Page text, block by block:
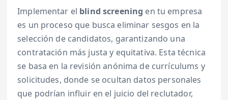
Implementar el blind screening en tu empresa
es un proceso que busca eliminar sesgos en la
selección de candidatos, garantizando una
contratación más justa y equitativa. Esta técnica
se basa en la revisión anónima de currículums y
solicitudes, donde se ocultan datos personales
que podrían influir en el juicio del reclutador,